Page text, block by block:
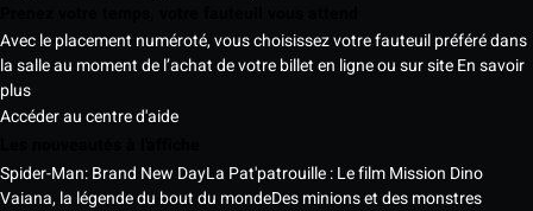
Avec le placement numéroté, vous choisissez votre fauteuil préféré dans
la salle au moment de l’achat de votre billet en ligne ou sur siteEn savoir
plus
Accéder au centre d'aide
Spider-Man: Brand New DayLa Pat'patrouille : Le film Mission Dino
Vaiana, la légende du bout du mondeDes minions et des monstres